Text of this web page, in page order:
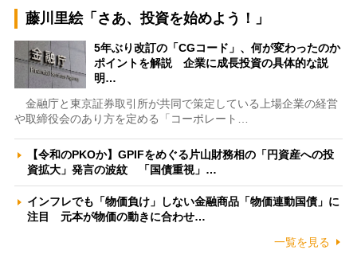
藤川里絵「さあ、投資を始めよう！」
5年ぶり改訂の「CGコード」、何が変わったのか
ポイントを解説 企業に成長投資の具体的な説
明…
金融庁と東京証券取引所が共同で策定している上場企業の経営
や取締役会のあり方を定める「コーポレート…
【令和のPKOか】GPIFをめぐる片山財務相の「円資産への投
資拡大」発言の波紋 「国債重視」…
インフレでも「物価負け」しない金融商品「物価連動国債」に
注目 元本が物価の動きに合わせ…
一覧を見る